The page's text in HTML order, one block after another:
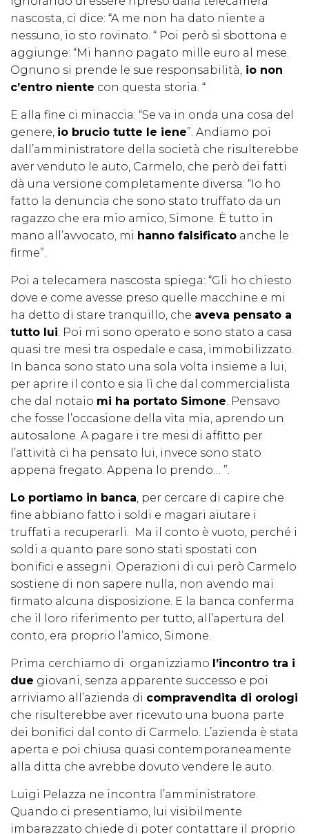
nascosta, ci dice: “A me non ha dato niente a
nessuno, io sto rovinato. “ Poi però si sbottona e
aggiunge: “Mi hanno pagato mille euro al mese.
Ognuno si prende le sue responsabilità, io non
c’entro niente con questa storia. “
E alla fine ci minaccia: “Se va in onda una cosa del
genere, io brucio tutte le iene”. Andiamo poi
dall’amministratore della società che risulterebbe
aver venduto le auto, Carmelo, che però dei fatti
dà una versione completamente diversa: “Io ho
fatto la denuncia che sono stato truffato da un
ragazzo che era mio amico, Simone. È tutto in
mano all’avvocato, mi hanno falsificato anche le
firme”.
Poi a telecamera nascosta spiega: “Gli ho chiesto
dove e come avesse preso quelle macchine e mi
ha detto di stare tranquillo, che aveva pensato a
tutto lui. Poi mi sono operato e sono stato a casa
quasi tre mesi tra ospedale e casa, immobilizzato.
In banca sono stato una sola volta insieme a lui,
per aprire il conto e sia lì che dal commercialista
che dal notaio mi ha portato Simone. Pensavo
che fosse l’occasione della vita mia, aprendo un
autosalone. A pagare i tre mesi di affitto per
l’attività ci ha pensato lui, invece sono stato
appena fregato. Appena lo prendo… ”.
Lo portiamo in banca, per cercare di capire che
fine abbiano fatto i soldi e magari aiutare i
truffati a recuperarli. Ma il conto è vuoto, perché i
soldi a quanto pare sono stati spostati con
bonifici e assegni. Operazioni di cui però Carmelo
sostiene di non sapere nulla, non avendo mai
firmato alcuna disposizione. E la banca conferma
che il loro riferimento per tutto, all’apertura del
conto, era proprio l’amico, Simone.
Prima cerchiamo di organizziamo l’incontro tra i
due giovani, senza apparente successo e poi
arriviamo all’azienda di compravendita di orologi
che risulterebbe aver ricevuto una buona parte
dei bonifici dal conto di Carmelo. L’azienda è stata
aperta e poi chiusa quasi contemporaneamente
alla ditta che avrebbe dovuto vendere le auto.
Luigi Pelazza ne incontra l’amministratore.
Quando ci presentiamo, lui visibilmente
imbarazzato chiede di poter contattare il proprio